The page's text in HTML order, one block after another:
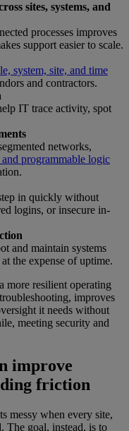
sites, systems, and
processes improves
support easier to scale.
system, site, and time
and contractors.
IT trace activity, spot
networks,
programmable logic
in quickly without
logins, or insecure in-
and maintain systems
the expense of uptime.
more resilient operating
improves
it needs without
meeting security and
improve
friction
messy when every site,
The goal, instead, is to